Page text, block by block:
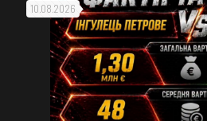
10.08.2026